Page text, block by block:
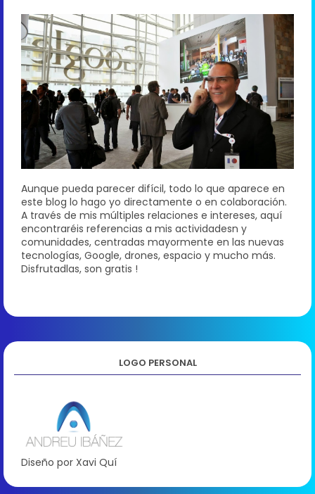
Aunque pueda parecer difícil, todo lo que aparece en
este blog lo hago yo directamente o en colaboración.
A través de mis múltiples relaciones e intereses, aquí
encontraréis referencias a mis actividadesn y
comunidades, centradas mayormente en las nuevas
tecnologías, Google, drones, espacio y mucho más.
Disfrutadlas, son gratis !
LOGO PERSONAL
Diseño por Xavi Quí